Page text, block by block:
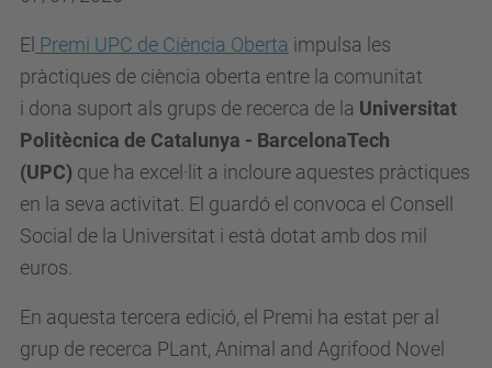
El Premi UPC de Ciència Oberta impulsa les
pràctiques de ciència oberta entre la comunitat
i dona suport als grups de recerca de la Universitat
Politècnica de Catalunya - BarcelonaTech
(UPC) que ha excel·lit a incloure aquestes pràctiques
en la seva activitat. El guardó el convoca el Consell
Social de la Universitat i està dotat amb dos mil
euros.
En aquesta tercera edició, el Premi ha estat per al
grup de recerca PLant, Animal and Agrifood Novel